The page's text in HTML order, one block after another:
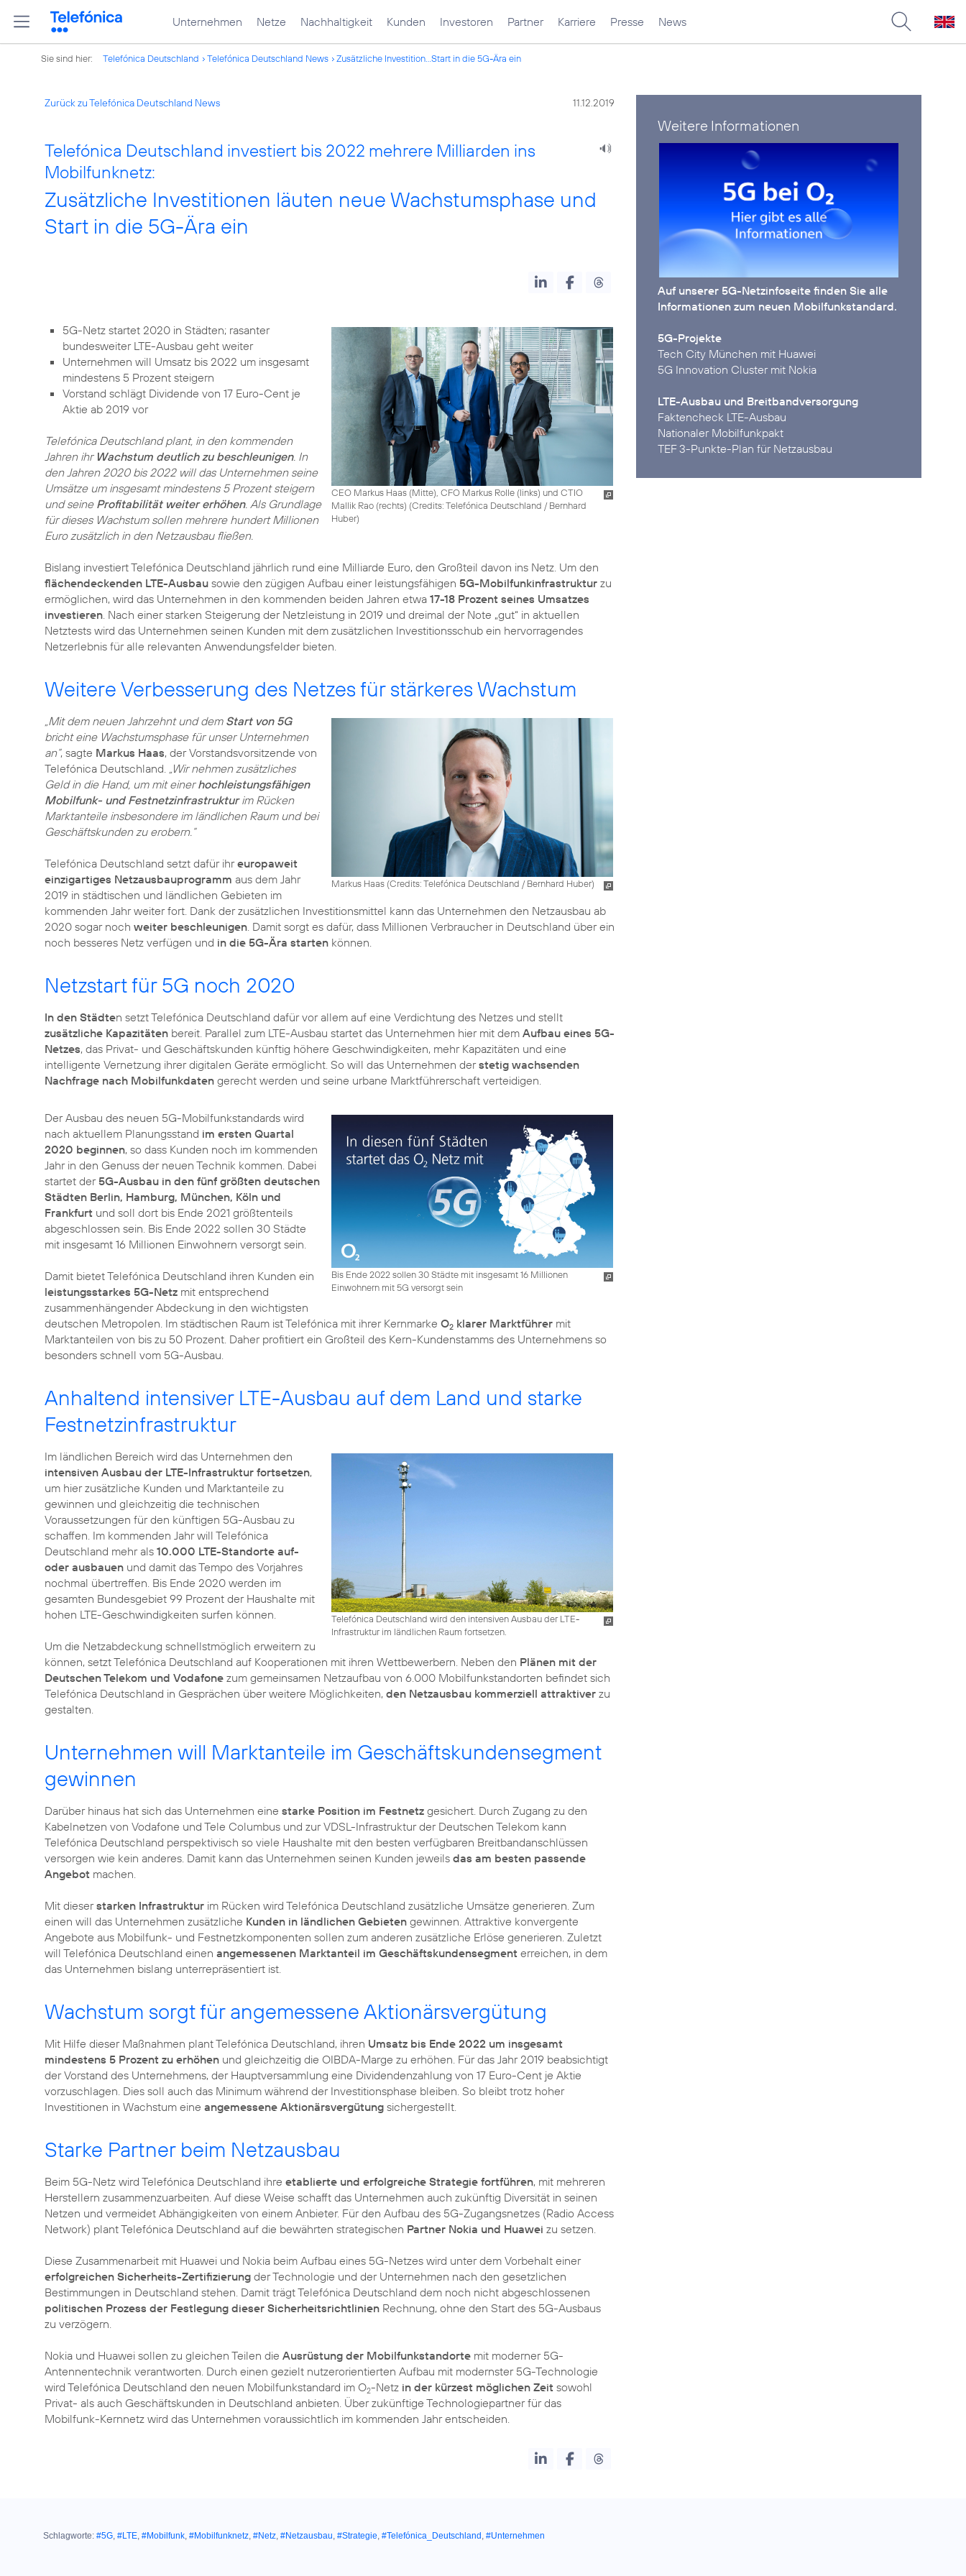
Unternehmen Netze Nachhaltigkeit Kunden Investoren Partner Karriere Presse News
Sie sind hier: Telefónica Deutschland Telefónica Deutschland News Zusätzliche Investition...Start in die 5G-Ära ein
Zurück zu Telefónica Deutschland News 11.12.2019
Telefónica Deutschland investiert bis 2022 mehrere Milliarden ins
Mobilfunknetz:
Zusätzliche Investitionen läuten neue Wachstumsphase und
Start in die 5G-Ära ein
CEO Markus Haas (Mitte), CFO Markus Rolle (links) und CTIO
Mallik Rao (rechts) (Credits: Telefónica Deutschland / Bernhard
Huber)
5G-Netz startet 2020 in Städten; rasanter
bundesweiter LTE-Ausbau geht weiter
Unternehmen will Umsatz bis 2022 um insgesamt
mindestens 5 Prozent steigern
Vorstand schlägt Dividende von 17 Euro-Cent je
Aktie ab 2019 vor
Telefónica Deutschland plant, in den kommenden
Jahren ihr Wachstum deutlich zu beschleunigen. In
den Jahren 2020 bis 2022 will das Unternehmen seine
Umsätze um insgesamt mindestens 5 Prozent steigern
und seine Profitabilität weiter erhöhen. Als Grundlage
für dieses Wachstum sollen mehrere hundert Millionen
Euro zusätzlich in den Netzausbau fließen.
Bislang investiert Telefónica Deutschland jährlich rund eine Milliarde Euro, den Großteil davon ins Netz. Um den
flächendeckenden LTE-Ausbau sowie den zügigen Aufbau einer leistungsfähigen 5G-Mobilfunkinfrastruktur zu
ermöglichen, wird das Unternehmen in den kommenden beiden Jahren etwa 17-18 Prozent seines Umsatzes
investieren. Nach einer starken Steigerung der Netzleistung in 2019 und dreimal der Note „gut“ in aktuellen
Netztests wird das Unternehmen seinen Kunden mit dem zusätzlichen Investitionsschub ein hervorragendes
Netzerlebnis für alle relevanten Anwendungsfelder bieten.
Weitere Verbesserung des Netzes für stärkeres Wachstum
Markus Haas (Credits: Telefónica Deutschland / Bernhard Huber)
„Mit dem neuen Jahrzehnt und dem Start von 5G
bricht eine Wachstumsphase für unser Unternehmen
an“, sagte Markus Haas, der Vorstandsvorsitzende von
Telefónica Deutschland. „Wir nehmen zusätzliches
Geld in die Hand, um mit einerhochleistungsfähigen
Mobilfunk- und Festnetzinfrastrukturim Rücken
Marktanteile insbesondere im ländlichen Raum und bei
Geschäftskunden zu erobern.“
Telefónica Deutschland setzt dafür ihreuropaweit
einzigartiges Netzausbauprogramm aus dem Jahr
2019 in städtischen und ländlichen Gebieten im
kommenden Jahr weiter fort. Dank der zusätzlichen Investitionsmittel kann das Unternehmen den Netzausbau ab
2020 sogar noch weiter beschleunigen. Damit sorgt es dafür, dass Millionen Verbraucher in Deutschland über ein
noch besseres Netz verfügen und in die 5G-Ära starten können.
Netzstart für 5G noch 2020
In den Städten setzt Telefónica Deutschland dafür vor allem auf eine Verdichtung des Netzes und stellt
zusätzliche Kapazitäten bereit. Parallel zum LTE-Ausbau startet das Unternehmen hier mit dem Aufbau eines 5G-
Netzes, das Privat- und Geschäftskunden künftig höhere Geschwindigkeiten, mehr Kapazitäten und eine
intelligente Vernetzung ihrer digitalen Geräte ermöglicht. So will das Unternehmen derstetig wachsenden
Nachfrage nach Mobilfunkdaten gerecht werden und seine urbane Marktführerschaft verteidigen.
Bis Ende 2022 sollen 30 Städte mit insgesamt 16 Millionen
Einwohnern mit 5G versorgt sein
Der Ausbau des neuen 5G-Mobilfunkstandards wird
nach aktuellem Planungsstand im ersten Quartal
2020 beginnen, so dass Kunden noch im kommenden
Jahr in den Genuss der neuen Technik kommen. Dabei
startet der5G-Ausbau in den fünf größten deutschen
Städten Berlin, Hamburg, München, Köln und
Frankfurt und soll dort bis Ende 2021 größtenteils
abgeschlossen sein. Bis Ende 2022 sollen 30 Städte
mit insgesamt 16 Millionen Einwohnern versorgt sein.
Damit bietet Telefónica Deutschland ihren Kunden ein
leistungsstarkes 5G-Netz mit entsprechend
zusammenhängender Abdeckung in den wichtigsten
deutschen Metropolen. Im städtischen Raum ist Telefónica mit ihrer Kernmarke O2 klarer Marktführer mit
Marktanteilen von bis zu 50 Prozent. Daher profitiert ein Großteil des Kern-Kundenstamms des Unternehmens so
besonders schnell vom 5G-Ausbau.
Anhaltend intensiver LTE-Ausbau auf dem Land und starke
Festnetzinfrastruktur
Telefónica Deutschland wird den intensiven Ausbau der LTE-
Infrastruktur im ländlichen Raum fortsetzen.
Im ländlichen Bereich wird das Unternehmen den
intensiven Ausbau der LTE-Infrastruktur fortsetzen,
um hier zusätzliche Kunden und Marktanteile zu
gewinnen und gleichzeitig die technischen
Voraussetzungen für den künftigen 5G-Ausbau zu
schaffen. Im kommenden Jahr will Telefónica
Deutschland mehr als 10.000 LTE-Standorte auf-
oder ausbauen und damit das Tempo des Vorjahres
nochmal übertreffen. Bis Ende 2020 werden im
gesamten Bundesgebiet 99 Prozent der Haushalte mit
hohen LTE-Geschwindigkeiten surfen können.
Um die Netzabdeckung schnellstmöglich erweitern zu
können, setzt Telefónica Deutschland auf Kooperationen mit ihren Wettbewerbern. Neben den Plänen mit der
Deutschen Telekom und Vodafone zum gemeinsamen Netzaufbau von 6.000 Mobilfunkstandorten befindet sich
Telefónica Deutschland in Gesprächen über weitere Möglichkeiten, den Netzausbau kommerziell attraktiver zu
gestalten.
Unternehmen will Marktanteile im Geschäftskundensegment
gewinnen
Darüber hinaus hat sich das Unternehmen eine starke Position im Festnetz gesichert. Durch Zugang zu den
Kabelnetzen von Vodafone und Tele Columbus und zur VDSL-Infrastruktur der Deutschen Telekom kann
Telefónica Deutschland perspektivisch so viele Haushalte mit den besten verfügbaren Breitbandanschlüssen
versorgen wie kein anderes. Damit kann das Unternehmen seinen Kunden jeweils das am besten passende
Angebot machen.
Mit dieserstarken Infrastruktur im Rücken wird Telefónica Deutschland zusätzliche Umsätze generieren. Zum
einen will das Unternehmen zusätzliche Kunden in ländlichen Gebieten gewinnen. Attraktive konvergente
Angebote aus Mobilfunk- und Festnetzkomponenten sollen zum anderen zusätzliche Erlöse generieren. Zuletzt
will Telefónica Deutschland einen angemessenen Marktanteil im Geschäftskundensegment erreichen, in dem
das Unternehmen bislang unterrepräsentiert ist.
Wachstum sorgt für angemessene Aktionärsvergütung
Mit Hilfe dieser Maßnahmen plant Telefónica Deutschland, ihren Umsatz bis Ende 2022 um insgesamt
mindestens 5 Prozent zu erhöhen und gleichzeitig die OIBDA-Marge zu erhöhen. Für das Jahr 2019 beabsichtigt
der Vorstand des Unternehmens, der Hauptversammlung eine Dividendenzahlung von 17 Euro-Cent je Aktie
vorzuschlagen. Dies soll auch das Minimum während der Investitionsphase bleiben. So bleibt trotz hoher
Investitionen in Wachstum eine angemessene Aktionärsvergütung sichergestellt.
Starke Partner beim Netzausbau
Beim 5G-Netz wird Telefónica Deutschland ihre etablierte und erfolgreiche Strategie fortführen, mit mehreren
Herstellern zusammenzuarbeiten. Auf diese Weise schafft das Unternehmen auch zukünftig Diversität in seinen
Netzen und vermeidet Abhängigkeiten von einem Anbieter. Für den Aufbau des 5G-Zugangsnetzes (Radio Access
Network) plant Telefónica Deutschland auf die bewährten strategischen Partner Nokia und Huawei zu setzen.
Diese Zusammenarbeit mit Huawei und Nokia beim Aufbau eines 5G-Netzes wird unter dem Vorbehalt einer
erfolgreichen Sicherheits-Zertifizierung der Technologie und der Unternehmen nach den gesetzlichen
Bestimmungen in Deutschland stehen. Damit trägt Telefónica Deutschland dem noch nicht abgeschlossenen
politischen Prozess der Festlegung dieser Sicherheitsrichtlinien Rechnung, ohne den Start des 5G-Ausbaus
zu verzögern.
Nokia und Huawei sollen zu gleichen Teilen die Ausrüstung der Mobilfunkstandorte mit moderner 5G-
Antennentechnik verantworten. Durch einen gezielt nutzerorientierten Aufbau mit modernster 5G-Technologie
wird Telefónica Deutschland den neuen Mobilfunkstandard im O2-Netz in der kürzest möglichen Zeit sowohl
Privat- als auch Geschäftskunden in Deutschland anbieten. Über zukünftige Technologiepartner für das
Mobilfunk-Kernnetz wird das Unternehmen voraussichtlich im kommenden Jahr entscheiden.
Weitere Informationen
Auf unserer 5G-Netzinfoseite finden Sie alle
Informationen zum neuen Mobilfunkstandard.
5G-Projekte
Tech City München mit Huawei
5G Innovation Cluster mit Nokia
LTE-Ausbau und Breitbandversorgung
Faktencheck LTE-Ausbau
Nationaler Mobilfunkpakt
TEF 3-Punkte-Plan für Netzausbau
Schlagworte: #5G, #LTE, #Mobilfunk, #Mobilfunknetz, #Netz, #Netzausbau, #Strategie, #Telefónica_Deutschland , #Unternehmen